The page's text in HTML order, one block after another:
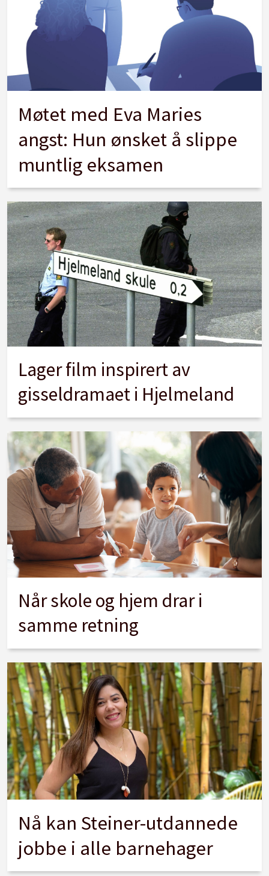
Møtet med Eva Maries
angst: Hun ønsket å slippe
muntlig eksamen
Lager film inspirert av
gisseldramaet i Hjelmeland
Når skole og hjem drar i
samme retning
Nå kan Steiner-utdannede
jobbe i alle barnehager